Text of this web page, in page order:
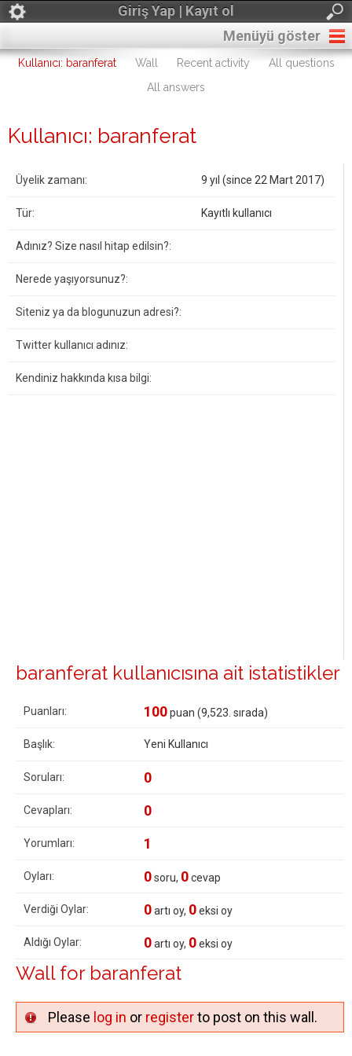
Giriş Yap | Kayıt ol
Menüyü göster
Kullanıcı: baranferat Wall Recent activity
All questions
All answers
Kullanıcı: baranferat
Üyelik zamanı: 9 yıl (since 22 Mart 2017)
Tür: Kayıtlı kullanıcı
Adınız? Size nasıl hitap edilsin?:
Nerede yaşıyorsunuz?:
Siteniz ya da blogunuzun adresi?:
Twitter kullanıcı adınız:
Kendiniz hakkında kısa bilgi:
baranferat kullanıcısına ait istatistikler
Puanları: 100puan (9,523 . sırada)
Başlık: Yeni Kullanıcı
Soruları: 0
Cevapları: 0
Yorumları: 1
Oyları: 0soru, 0cevap
Verdiği Oylar: 0artı oy, 0eksi oy
Aldığı Oylar: 0artı oy, 0eksi oy
Wall for baranferat
Please log in or registerto post on this wall.